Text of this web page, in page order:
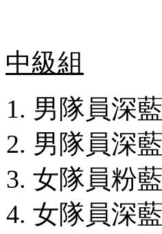
中級組
男隊員深
男隊員
女隊員粉
女隊員